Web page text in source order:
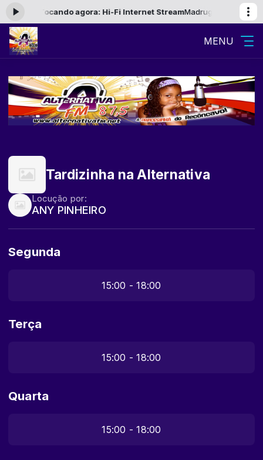
06:00 - Tocando agora: Hi-Fi Internet StreamMadrugada
MENU
Tardizinha na Alternativa
Locução por:
ANY PINHEIRO
Segunda
15:00 - 18:00
Terça
15:00 - 18:00
Quarta
15:00 - 18:00